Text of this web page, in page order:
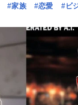
#家族 #恋愛 #ビ